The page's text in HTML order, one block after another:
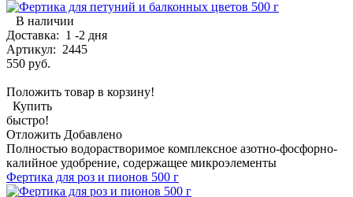
В наличии
Доставка: 1 -2 дня
Артикул: 2445
550 руб.
Положить товар в корзину!
Купить
быстро!
Отложить Добавлено
Полностью водорастворимое комплексное азотно-фосфорно-
калийное удобрение, содержащее микроэлементы
Фертика для роз и пионов 500 г